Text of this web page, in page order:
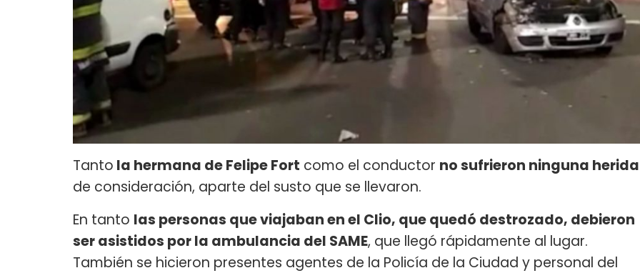
Tanto la hermana de Felipe Fort como el conductor no sufrieron ninguna herida
de consideración, aparte del susto que se llevaron.
En tanto las personas que viajaban en el Clio, que quedó destrozado, debieron
ser asistidos por la ambulancia del SAME, que llegó rápidamente al lugar.
También se hicieron presentes agentes de la Policía de la Ciudad y personal del